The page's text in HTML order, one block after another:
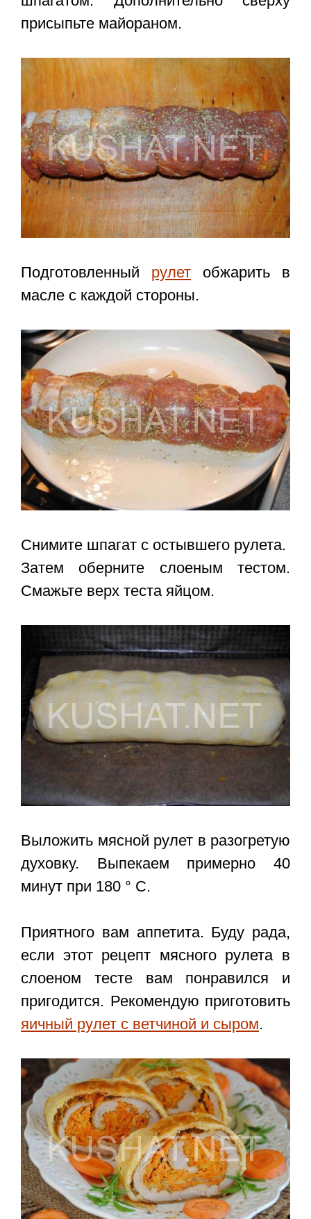
присыпьте майораном.
Подготовленный рулет обжарить в
масле с каждой стороны.
Снимите шпагат с остывшего рулета.
Затем оберните слоеным тестом.
Смажьте верх теста яйцом.
Выложить мясной рулет в разогретую
духовку. Выпекаем примерно 40
минут при 180 ° С.
Приятного вам аппетита. Буду рада,
если этот рецепт мясного рулета в
слоеном тестевам понравился и
пригодится. Рекомендую приготовить
яичный рулет с ветчиной и сыром.